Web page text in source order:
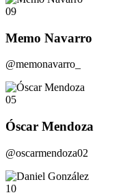
09
Memo Navarro
@memonavarro_
05
Óscar Mendoza
@oscarmendoza02
10